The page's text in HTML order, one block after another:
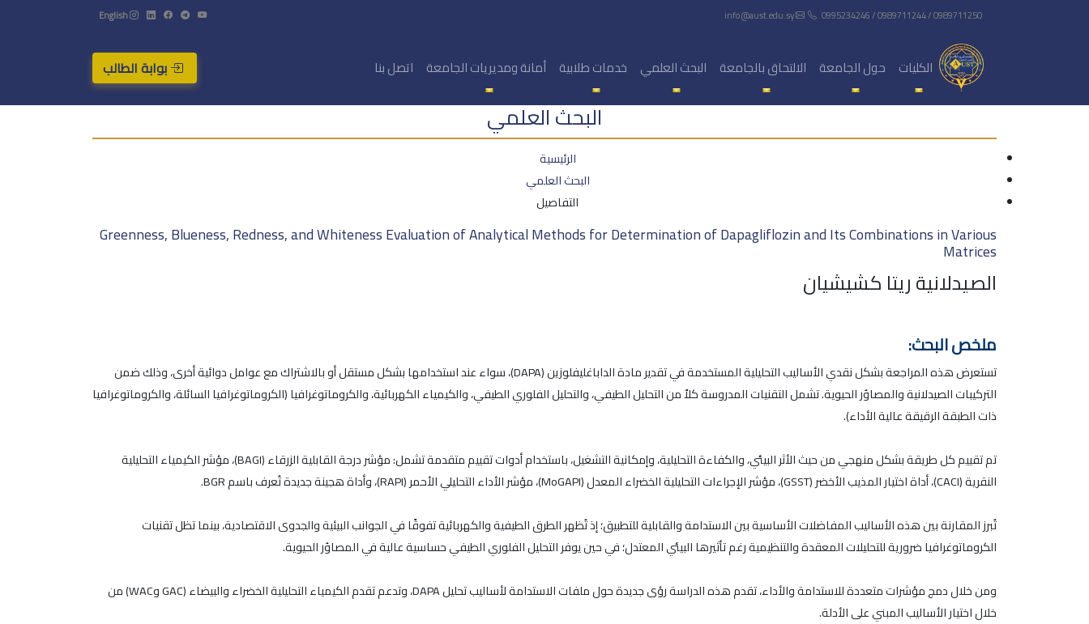
0995234246 / 0989711244 / 0989711250
English
الكليات حول الجامعة الالتحاق بالجامعة البحث العلمي خدمات طلابية أمانة ومديريات الجامعة اتصل بنا بوابة الطالب
البحث العلمي
الرئيسية
البحث العلمي
التفاصيل
Greenness, Blueness, Redness, and Whiteness Evaluation of Analytical Methods for Determination of Dapagliflozin and Its Combinations in Various
Matrices
الصيدلانية ريتا كشيشيان
ملخص البحث:
تستعرض هذه المراجعة بشكل نقدي الأساليب التحليلية المستخدمة في تقدير مادة الداباغليفلوزين (DAPA)، سواء عند استخدامها بشكل مستقل أو بالاشتراك مع عوامل دوائية أخرى، وذلك ضمن
التركيبات الصيدلانية والمصاوُر الحيوية. تشمل التقنيات المدروسة كلاً من التحليل الطيفي، والتحليل الفلوري الطيفي، والكيمياء الكهربائية، والكروماتوغرافيا (الكروماتوغرافيا السائلة، والكروماتوغرافيا
ذات الطبقة الرقيقة عالية الأداء).
تم تقييم كل طريقة بشكل منهجي من حيث الأثر البيئي، والكفاءة التحليلية، وإمكانية التشغيل، باستخدام أدوات تقييم متقدمة تشمل: مؤشر درجة القابلية الزرقاء (BAGI)، مؤشر الكيمياء التحليلية
النقرية (CACI)، أداة اختيار المذيب الأخضر (GSST)، مؤشر الإجراءات التحليلية الخضراء المعدل (MoGAPI)، مؤشر الأداء التحليلي الأحمر (RAPI)، وأداة هجينة جديدة تُعرف باسم BGR.
تُبرز المقارنة بين هذه الأساليب المفاضلات الأساسية بين الاستدامة والقابلية للتطبيق؛ إذ تُظهر الطرق الطيفية والكهربائية تفوقًا في الجوانب البيئية والجدوى الاقتصادية، بينما تظل تقنيات
الكروماتوغرافيا ضرورية للتحليلات المعقدة والتنظيمية رغم تأثيرها البيئي المعتدل؛ في حين يوفر التحليل الفلوري الطيفي حساسية عالية في المصاوُر الحيوية.
ومن خلال دمج مؤشرات متعددة للاستدامة والأداء، تقدم هذه الدراسة رؤى جديدة حول ملفات الاستدامة لأساليب تحليل DAPA، وتدعم تقدم الكيمياء التحليلية الخضراء والبيضاء (GAC وWAC) من
خلال اختيار الأساليب المبني على الأدلة.